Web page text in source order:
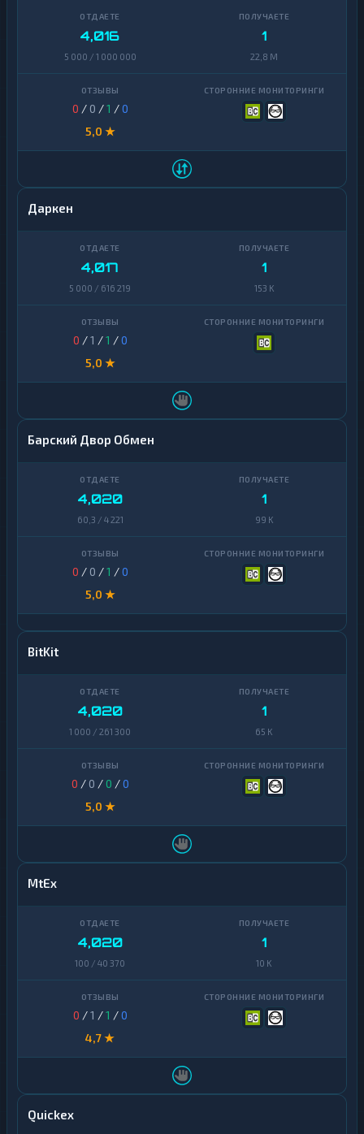
4,016
5 000 / 1 000 000
1
22,8 M
0 / 0 /1 /0
5,0 ★
Даркен
4,017
5 000 / 616 219
1
153 K
0 /1 /1 /0
5,0 ★
Барский Двор Обмен
4,020
60,3 / 4 221
1
99 K
0 / 0 /1 /0
5,0 ★
BitKit
4,020
1 000 / 261 300
1
65 K
0 / 0 /0 /0
5,0 ★
MtEx
4,020
100 / 40 370
1
10 K
0 /1 /1 /0
4,7 ★
Quickex